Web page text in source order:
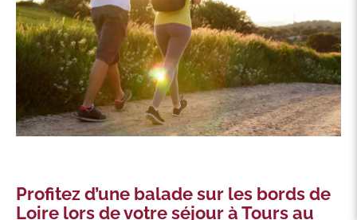
Profitez d’une balade sur les bords de
Loire lors de votre séjour à Tours au